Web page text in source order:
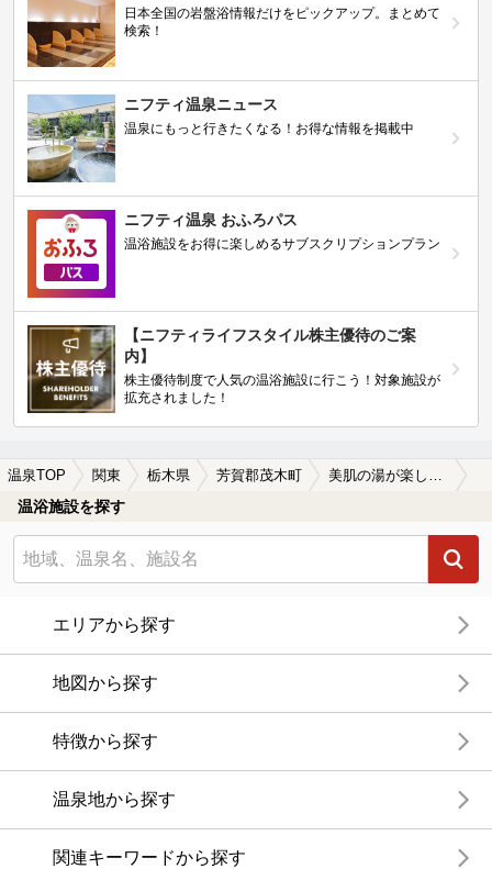
日本全国の岩盤浴情報だけをピックアップ。まとめて
検索！
ニフティ温泉ニュース
温泉にもっと行きたくなる！お得な情報を掲載中
ニフティ温泉 おふろパス
温浴施設をお得に楽しめるサブスクリプションプラン
【ニフティライフスタイル株主優待のご案
内】
株主優待制度で人気の温浴施設に行こう！対象施設が
拡充されました！
温泉TOP 関東 栃木県 芳賀郡茂木町 美肌の湯が楽しめる芳賀郡茂木町の温泉、日帰り温泉、スーパー銭湯おすすめ
温浴施設を探す
エリアから探す
地図から探す
特徴から探す
温泉地から探す
関連キーワードから探す